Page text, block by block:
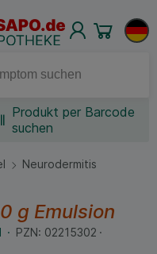
Produkt per Barcode
suchen
Neurodermitis
g Emulsion
PZN: 02215302